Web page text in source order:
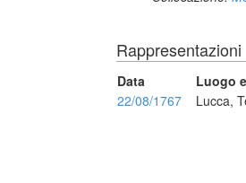
Rappresentazioni
Data Luogo
22/08/1767
Lucca,